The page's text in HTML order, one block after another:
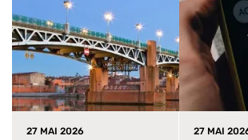
27 MAI 2026 27 MAI